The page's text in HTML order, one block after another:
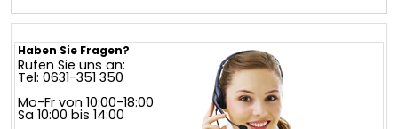
Haben Sie Fragen?
Rufen Sie uns an:
Tel: 0631-351 350
Mo-Fr von 10:00-18:00
Sa 10:00 bis 14:00